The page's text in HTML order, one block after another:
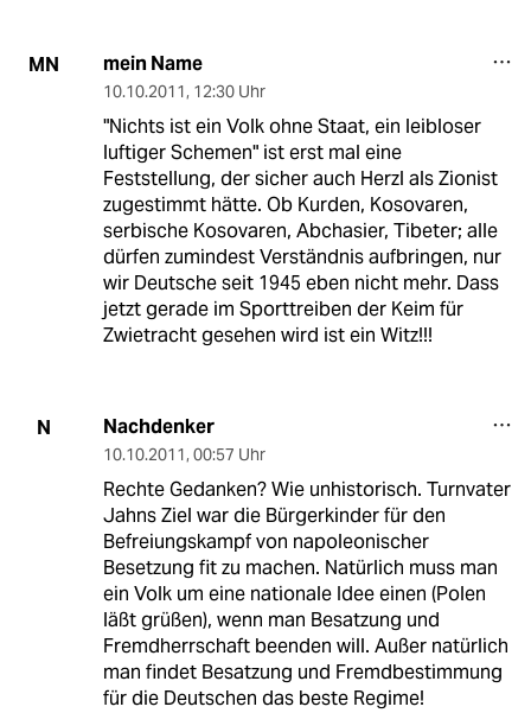
MN mein Name
10.10.2011, 12:30 Uhr
"Nichts ist ein Volk ohne Staat, ein leibloser
luftiger Schemen" ist erst mal eine
Feststellung, der sicher auch Herzl als Zionist
zugestimmt hätte. Ob Kurden, Kosovaren,
serbische Kosovaren, Abchasier, Tibeter; alle
dürfen zumindest Verständnis aufbringen, nur
wir Deutsche seit 1945 eben nicht mehr. Dass
jetzt gerade im Sporttreiben der Keim für
Zwietracht gesehen wird ist ein Witz!!!
N Nachdenker
10.10.2011, 00:57 Uhr
Rechte Gedanken? Wie unhistorisch. Turnvater
Jahns Ziel war die Bürgerkinder für den
Befreiungskampf von napoleonischer
Besetzung fit zu machen. Natürlich muss man
ein Volk um eine nationale Idee einen (Polen
läßt grüßen), wenn man Besatzung und
Fremdherrschaft beenden will. Außer natürlich
man findet Besatzung und Fremdbestimmung
für die Deutschen das beste Regime!